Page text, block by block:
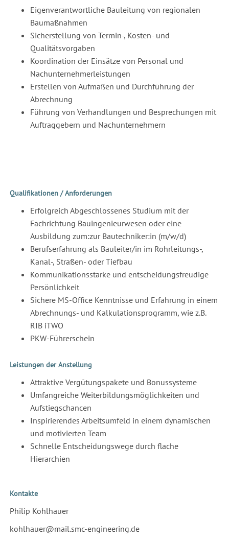
Eigenverantwortliche Bauleitung von regionalen
Baumaßnahmen
Sicherstellung von Termin-, Kosten- und
Qualitätsvorgaben
Koordination der Einsätze von Personal und
Nachunternehmerleistungen
Erstellen von Aufmaßen und Durchführung der
Abrechnung
Führung von Verhandlungen und Besprechungen mit
Auftraggebern und Nachunternehmern
Qualifikationen / Anforderungen
Erfolgreich Abgeschlossenes Studium mit der
Fachrichtung Bauingenieurwesen oder eine
Ausbildung zum:zur Bautechniker:in (m/w/d)
Berufserfahrung als Bauleiter/in im Rohrleitungs-,
Kanal-, Straßen- oder Tiefbau
Kommunikationsstarke und entscheidungsfreudige
Persönlichkeit
Sichere MS-Office Kenntnisse und Erfahrung in einem
Abrechnungs- und Kalkulationsprogramm, wie z.B.
RIB iTWO
PKW-Führerschein
Leistungen der Anstellung
Attraktive Vergütungspakete und Bonussysteme
Umfangreiche Weiterbildungsmöglichkeiten und
Aufstiegschancen
Inspirierendes Arbeitsumfeld in einem dynamischen
und motivierten Team
Schnelle Entscheidungswege durch flache
Hierarchien
Kontakte
Philip Kohlhauer
kohlhauer@mail.smc-engineering.de